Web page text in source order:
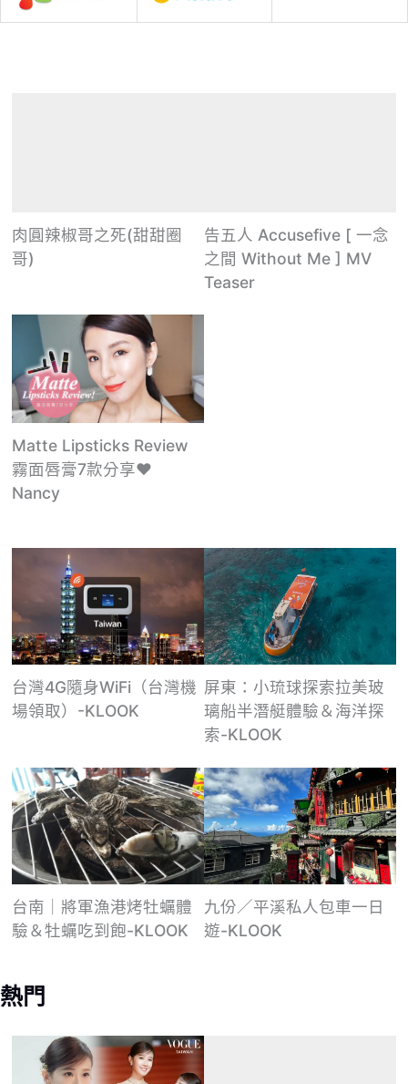
肉圓辣椒哥之死(甜甜圈
哥)
告五人 Accusefive [ 一念
之間 Without Me ] MV
Teaser
Matte Lipsticks Review
霧面唇膏7款分享♥
Nancy
台灣4G隨身WiFi（台灣機
場領取）-KLOOK
屏東：小琉球探索拉美玻
璃船半潛艇體驗＆海洋探
索-KLOOK
台南｜將軍漁港烤牡蠣體
驗＆牡蠣吃到飽-KLOOK
九份／平溪私人包車一日
遊-KLOOK
熱門